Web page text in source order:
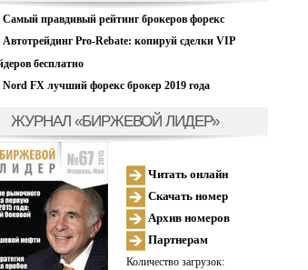
Самый правдивый рейтинг брокеров форекс
Автотрейдинг Pro-Rebate: копируй сделки VIP
бесплатно
Nord FX лучший форекс брокер 2019 года
ЖУРНАЛ «БИРЖЕВОЙ ЛИДЕР»
Читать онлайн
Скачать номер
Архив номеров
Партнерам
Количество загрузок: